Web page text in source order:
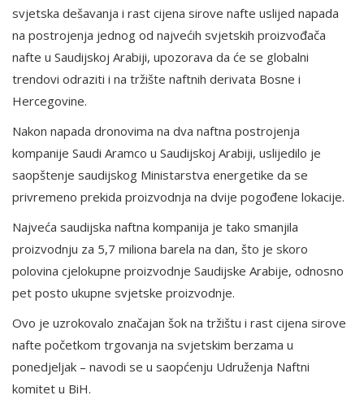
svjetska dešavanja i rast cijena sirove nafte uslijed napada
na postrojenja jednog od najvećih svjetskih proizvođača
nafte u Saudijskoj Arabiji, upozorava da će se globalni
trendovi odraziti i na tržište naftnih derivata Bosne i
Hercegovine.
Nakon napada dronovima na dva naftna postrojenja
kompanije Saudi Aramco u Saudijskoj Arabiji, uslijedilo je
saopštenje saudijskog Ministarstva energetike da se
privremeno prekida proizvodnja na dvije pogođene lokacije.
Najveća saudijska naftna kompanija je tako smanjila
proizvodnju za 5,7 miliona barela na dan, što je skoro
polovina cjelokupne proizvodnje Saudijske Arabije, odnosno
pet posto ukupne svjetske proizvodnje.
Ovo je uzrokovalo značajan šok na tržištu i rast cijena sirove
nafte početkom trgovanja na svjetskim berzama u
ponedjeljak – navodi se u saopćenju Udruženja Naftni
komitet u BiH.